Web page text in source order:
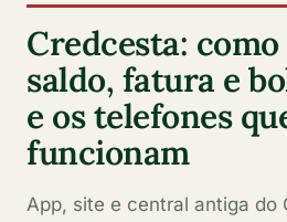
Credcesta:
saldo, fatura e
e os telefones
funcionam
App, site e central antiga do